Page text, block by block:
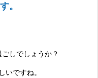
。
しでしょうか？
いですね。